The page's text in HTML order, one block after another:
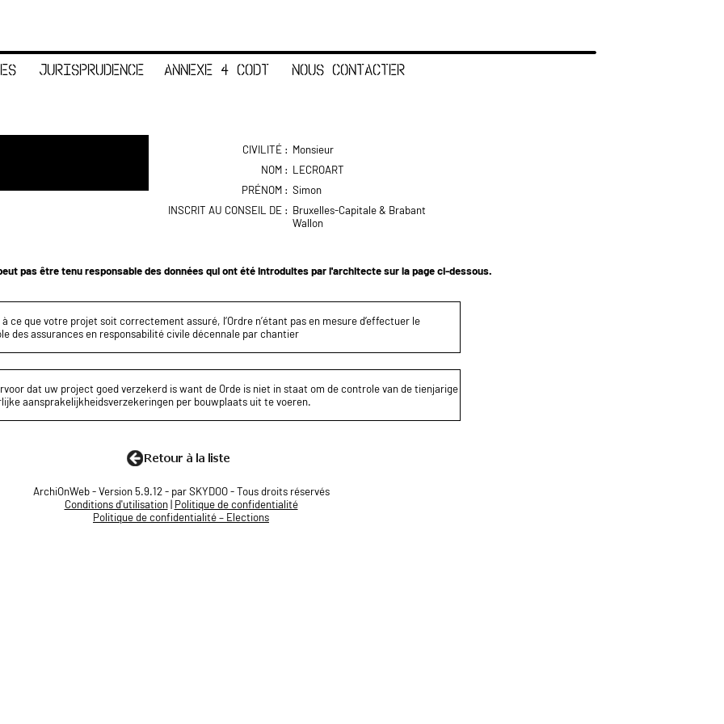
JURISPRUDENCE ANNEXE 4 CODT NOUS CONTACTER
CIVILITÉ : Monsieur
NOM : LECROART
PRÉNOM : Simon
INSCRIT AU CONSEIL DE : Bruxelles-Capitale & Brabant
Wallon
pas être tenu responsable des données qui ont été introduites par l'architecte sur la page ci-dessous.
à ce que votre projet soit correctement assuré, l’Ordre n’étant pas en mesure d’effectuer le
des assurances en responsabilité civile décennale par chantier
dat uw project goed verzekerd is want de Orde is niet in staat om de controle van de tienjarige
aansprakelijkheidsverzekeringen per bouwplaats uit te voeren.
ArchiOnWeb - Version 5.9.12 - par SKYDOO - Tous droits réservés
Conditions d'utilisation| Politique de confidentialité
Politique de confidentialité – Elections